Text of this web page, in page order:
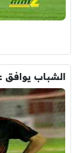
الشباب يوافق